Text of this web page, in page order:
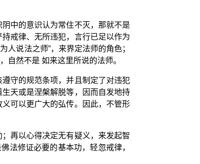
中的意识认为常住不灭，那就不是
戒律、无所违犯，言行已足以作为
说法之师”，来界定法师的角色；
自然不是 如来这里所说的法师。
守的规范条项，并且制定了对违犯
天或是涅槃解脱等，因而自发地持
可以更广大的弘传。因此，不管形
再以心得决定无有疑义，来发起智
法修证必要的基本功，轻忽戒律，